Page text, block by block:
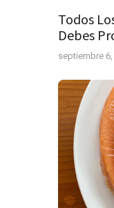
Todos
Debes
septiembre 6,